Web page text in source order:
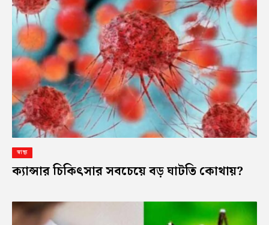
স্বাস্থ্য
ক্যান্সার চিকিৎসার সবচেয়ে বড় ঘাটতি কোথায়?